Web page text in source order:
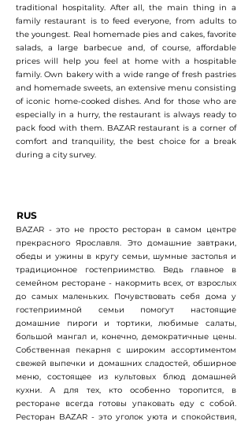
traditional hospitality. After all, the main thing in a
family restaurant is to feed everyone, from adults to
the youngest. Real homemade pies and cakes, favorite
salads, a large barbecue and, of course, affordable
prices will help you feel at home with a hospitable
family. Own bakery with a wide range of fresh pastries
and homemade sweets, an extensive menu consisting
of iconic home-cooked dishes. And for those who are
especially in a hurry, the restaurant is always ready to
pack food with them. BAZAR restaurant is a corner of
comfort and tranquility, the best choice for a break
during a city survey.
RUS
BAZAR - это не просто ресторан в самом центре
прекрасного Ярославля. Это домашние завтраки,
обеды и ужины в кругу семьи, шумные застолья и
традиционное гостеприимство. Ведь главное в
семейном ресторане - накормить всех, от взрослых
до самых маленьких. Почувствовать себя дома у
гостеприимной семьи помогут настоящие
домашние пироги и тортики, любимые салаты,
большой мангал и, конечно, демократичные цены.
Собственная пекарня с широким ассортиментом
свежей выпечки и домашних сладостей, обширное
меню, состоящее из культовых блюд домашней
кухни. А для тех, кто особенно торопится, в
ресторане всегда готовы упаковать еду с собой.
Ресторан BAZAR - это уголок уюта и спокойствия,